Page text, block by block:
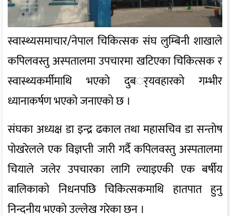
स्वास्थ्यसमाचार/नेपाल चिकित्सक संघ लुम्बिनी शाखाले
कपिलवस्तु अस्पतालमा उपचारमा खटिएका चिकित्सक र
स्वास्थ्यकर्मीमाथि भएको दुबर््यवहारको गम्भीर
ध्यानाकर्षण भएको जनाएको छ ।
संघका अध्यक्ष डा इन्द्र ढकाल तथा महासचिव डा सन्तोष
पोखरेलले एक विज्ञप्ती जारी गर्दै कपिलवस्तु अस्पतालमा
चियाले जलेर उपचारका लागि ल्याइएकी एक बर्षीय
बालिकाको निधनपछि चिकित्सकमाथि हातपात हुनु
निन्दनीय भएको उल्लेख गरेका छन ।